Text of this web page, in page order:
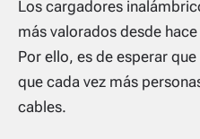
Los cargadores
más valorados desde
Por ello, es de esperar
que cada vez más
cables.